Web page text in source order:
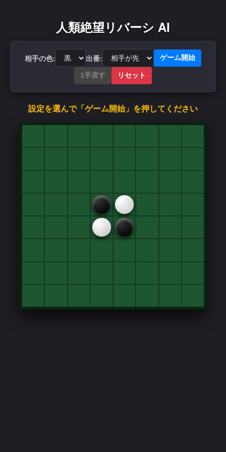
人類絶望リバーシ AI
相手の色: 出番: ゲーム開始
1手戻す リセット
設定を選んで「ゲーム開始」を押してください